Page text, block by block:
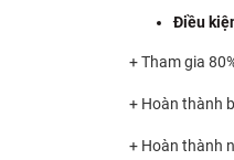
Điều
+ Tham gia
+ Hoàn thành
+ Hoàn thành